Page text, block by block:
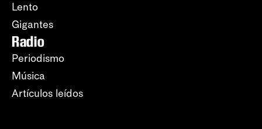
Lento
Gigantes
Radio
Periodismo
Música
Artículos leídos